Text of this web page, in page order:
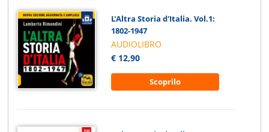
L'Altra Storia d'Italia. Vol.1:
1802-1947
AUDIOLIBRO
€ 12,90
Scoprilo